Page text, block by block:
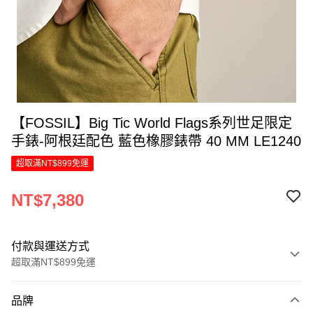
【FOSSIL】Big Tic World Flags系列世足限定
手錶-阿根廷配色 藍色橡膠錶帶 40 MM LE1240
超取滿NT$899免運
NT$7,380
付款與運送方式
超取滿NT$899免運
信用卡一次付款
品牌